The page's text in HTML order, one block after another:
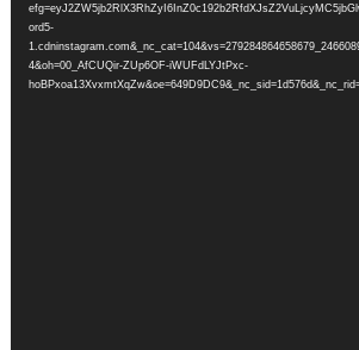
ord5-
4&oh=00_AfCUQir-ZUp6OF-iWUFdLYJtPxc-